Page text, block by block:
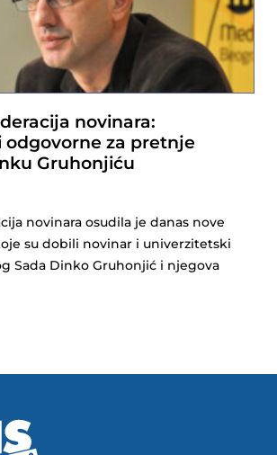
novinara:
odgovorne za pretnje
Gruhonjiću
novinara osudila je danas nove
su dobili novinar i univerzitetski
Sada Dinko Gruhonjić i njegova